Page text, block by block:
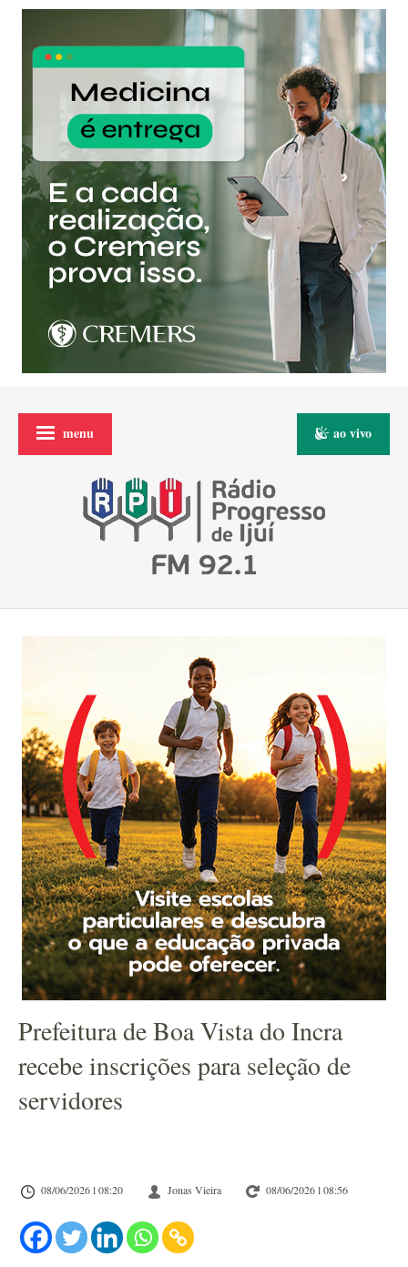
menu ao vivo
Prefeitura de Boa Vista do Incra
recebe inscrições para seleção de
servidores
08/06/2026 l 08:20 Jonas Vieira 08/06/2026 l 08:56